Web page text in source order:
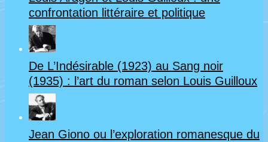
confrontation littéraire et politique
De L’Indésirable (1923) au Sang noir
(1935) : l’art du roman selon Louis Guilloux
Jean Giono ou l’exploration romanesque du